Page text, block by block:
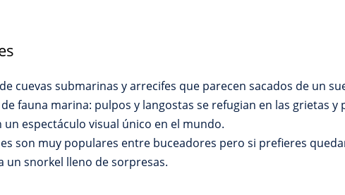
cuevas submarinas y arrecifes que parecen sacados de un
fauna marina: pulpos y langostas se refugian en las grietas y
espectáculo visual único en el mundo.
son muy populares entre buceadores pero si prefieres
un snorkel lleno de sorpresas.